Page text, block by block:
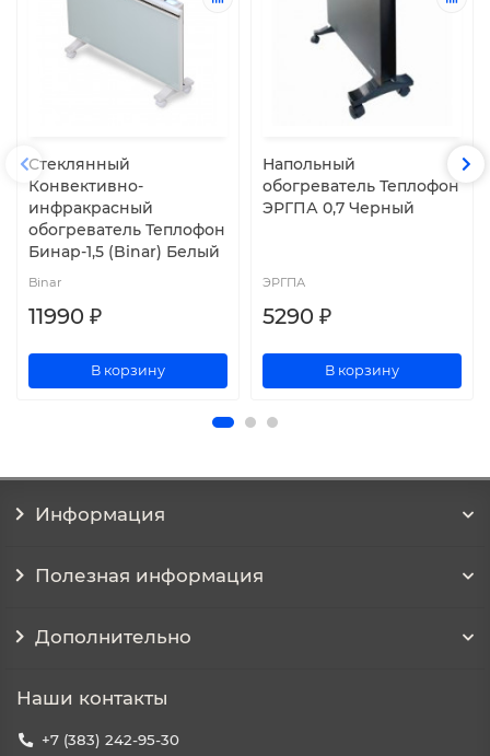
Стеклянный
Конвективно-
инфракрасный
обогреватель Теплофон
Бинар-1,5 (Binar) Белый
Binar
11990 ₽
В корзину
Напольный
обогреватель Теплофон
ЭРГПА 0,7 Черный
ЭРГПА
5290 ₽
В корзину
Информация
Полезная информация
Дополнительно
Наши контакты
+7 (383) 242-95-30